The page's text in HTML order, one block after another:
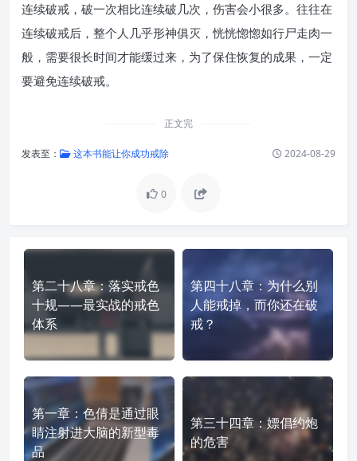
连续破戒，破一次相比连续破几次，伤害会小很多。往往在
连续破戒后，整个人几乎形神俱灭，恍恍惚惚如行尸走肉一
般，需要很长时间才能缓过来，为了保住恢复的成果，一定
要避免连续破戒。
正文完
发表至： 这本书能让你成功戒除 2024-08-29
0
第二十八章：落实戒色
十规——最实战的戒色
体系
第四十八章：为什么别
人能戒掉，而你还在破
戒？
第一章：色倩是通过眼
睛注射进大脑的新型毒
品
第三十四章：嫖倡约炮
的危害